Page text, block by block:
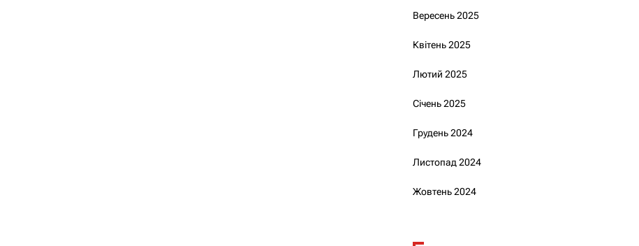
Вересень 2025
Квітень 2025
Лютий 2025
Січень 2025
Грудень 2024
Листопад 2024
Жовтень 2024